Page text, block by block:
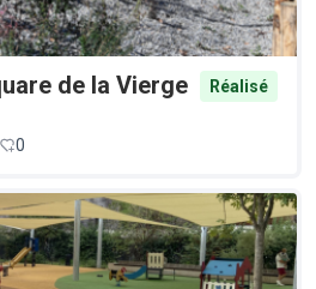
de la Vierge
Réalisé
0